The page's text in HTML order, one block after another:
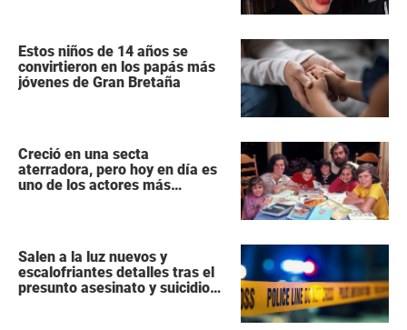
Estos niños de 14 años se
convirtieron en los papás más
jóvenes de Gran Bretaña
Creció en una secta
aterradora, pero hoy en día es
uno de los actores más
Salen a la luz nuevos y
escalofriantes detalles tras el
presunto asesinato y suicidio